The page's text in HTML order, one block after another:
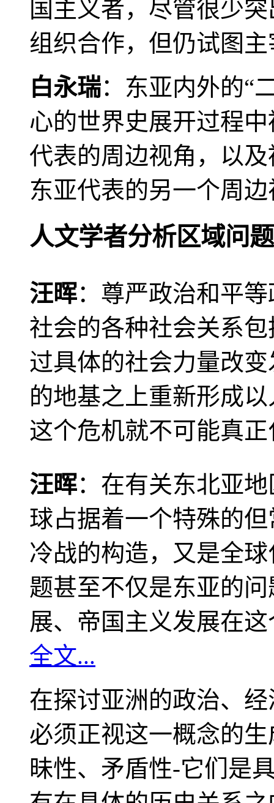
国主义者，尽管很少
组织合作，但仍试图
白永瑞：东亚内外的“
心的世界史展开过程
代表的周边视角，以
东亚代表的另一个周
人文学者分析区域问题
汪晖：尊严政治和平
社会的各种社会关系
过具体的社会力量改
的地基之上重新形成
这个危机就不可能真
汪晖：在有关东北亚
球占据着一个特殊的
冷战的构造，又是全
题甚至不仅是东亚的
展、帝国主义发展在
全文...
在探讨亚洲的政治、
必须正视这一概念的
昧性、矛盾性-它们是